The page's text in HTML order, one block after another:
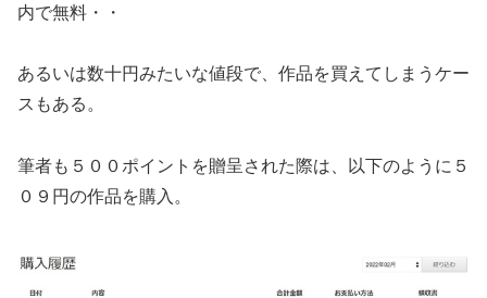
内で無料・・
あるいは数十円みたいな値段で、作品を買えてしまうケー
スもある。
筆者も５００ポイントを贈呈された際は、以下のように５
０９円の作品を購入。